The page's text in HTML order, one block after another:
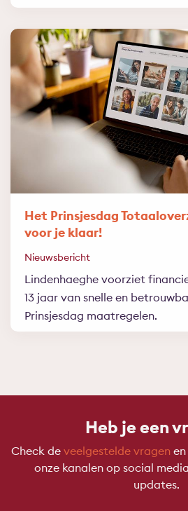
Het Prinsjesdag
voor je klaar!
Nieuwsbericht
Lindenhaeghe voorziet
13 jaar van snelle en
Prinsjesdag maatregelen.
Heb je een
Check de veelgestelde vragen
onze kanalen op social
updates.